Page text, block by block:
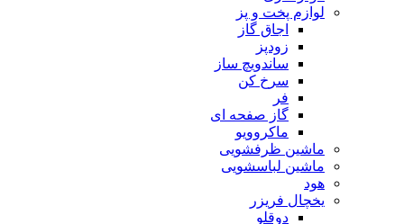
لوازم پخت و پز
اجاق گاز
زودپز
ساندویچ ساز
سرخ کن
فر
گاز صفحه ای
ماکروویو
ماشین ظرفشویی
ماشین لباسشویی
هود
یخچال فریزر
دوقلو